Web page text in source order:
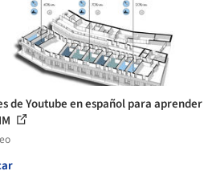
de Youtube en español para aprender